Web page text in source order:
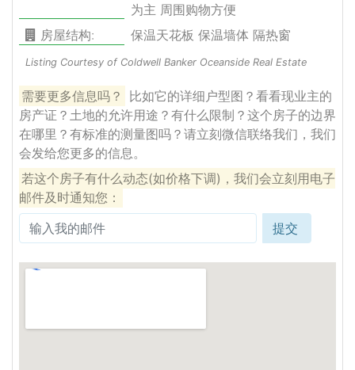
为主 周围购物方便
房屋结构:
保温天花板 保温墙体 隔热窗
Listing Courtesy of Coldwell Banker Oceanside Real Estate
需要更多信息吗？
比如它的详细户型图？看看现业主的
房产证？土地的允许用途？有什么限制？这个房子的边界
在哪里？有标准的测量图吗？请立刻微信联络我们，我们
会发给您更多的信息。
若这个房子有什么动态(如价格下调)，我们会立刻用电子
邮件及时通知您：
提交